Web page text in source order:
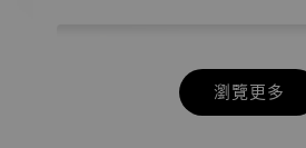
瀏覽更多